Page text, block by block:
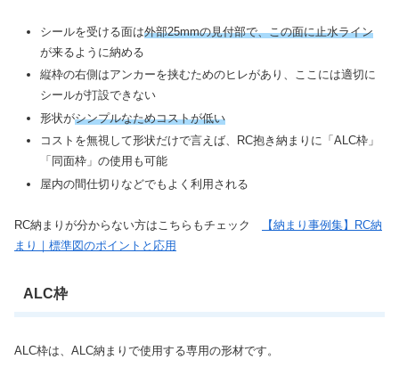
シールを受ける面は外部25mmの見付部で、この面に止水ライン
が来るように納める
縦枠の右側はアンカーを挟むためのヒレがあり、ここには適切に
シールが打設できない
形状がシンプルなためコストが低い
コストを無視して形状だけで言えば、RC抱き納まりに「ALC枠」
「同面枠」の使用も可能
屋内の間仕切りなどでもよく利用される
RC納まりが分からない方はこちらもチェック
【納まり事例集】RC納
まり｜標準図のポイントと応用
ALC枠
ALC枠は、ALC納まりで使用する専用の形材です。